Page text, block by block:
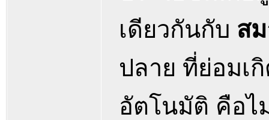
เดียวกันกับ ส
ปลาย ที่ย่อมเ
อัตโนมัติ คือไ